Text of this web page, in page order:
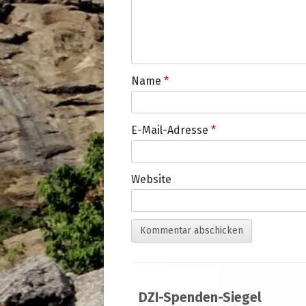
Name *
E-Mail-Adresse *
Website
Inhalt
DZI-Spenden-Siegel